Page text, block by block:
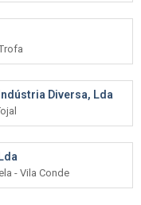
Diversa, Lda
- Vila Conde